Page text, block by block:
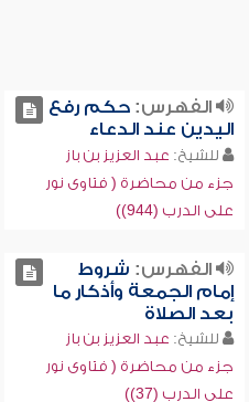
الفهرس:حكم رفع
اليدين عند الدعاء
للشيخ: عبد العزيز بن باز
جزء من محاضرة ( فتاوى نور
على الدرب (944))
الفهرس: شروط
إمام الجمعة وأذكار ما
بعد الصلاة
للشيخ: عبد العزيز بن باز
جزء من محاضرة ( فتاوى نور
على الدرب (37))